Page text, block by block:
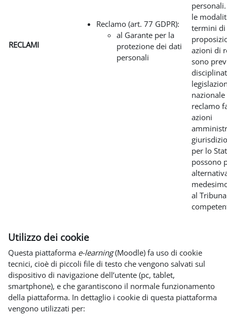
RECLAMI
Reclamo (art. 77 GDPR):
al Garante per la
protezione dei dati
personali
le
termini di
azioni di
sono
reclamo
azioni
per lo
possono
al
Utilizzo dei cookie
Questa piattaforma e-learning(Moodle) fa uso di cookie
tecnici, cioè di piccoli file di testo che vengono salvati sul
dispositivo di navigazione dell’utente (pc, tablet,
smartphone), e che garantiscono il normale funzionamento
della piattaforma. In dettaglio i cookie di questa piattaforma
vengono utilizzati per: